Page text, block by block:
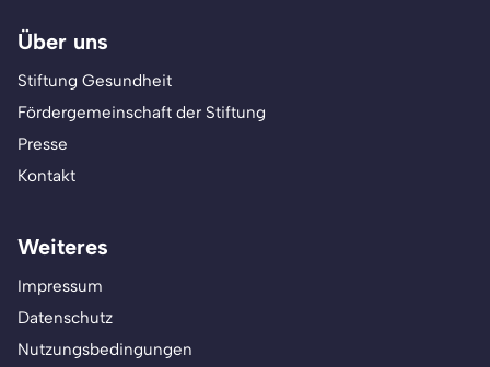
Über uns
Stiftung Gesundheit
Fördergemeinschaft der Stiftung
Presse
Kontakt
Weiteres
Impressum
Datenschutz
Nutzungsbedingungen